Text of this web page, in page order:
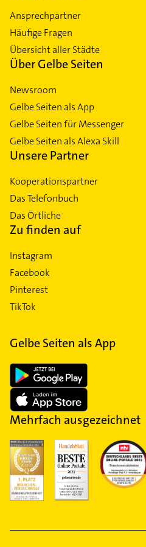
Ansprechpartner
Häufige Fragen
Übersicht aller Städte
Über Gelbe Seiten
Newsroom
Gelbe Seiten als App
Gelbe Seiten für Messenger
Gelbe Seiten als Alexa Skill
Unsere Partner
Kooperationspartner
Das Telefonbuch
Das Örtliche
Zu finden auf
Instagram
Facebook
Pinterest
TikTok
Gelbe Seiten als App
Mehrfach ausgezeichnet